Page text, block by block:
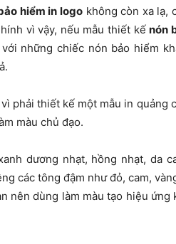
hiểm in logokhông còn xa lạ,
vì vậy, nếu mẫu thiết kếnón
những chiếc nón bảo hiểm
phải thiết kế một mẫu in quảng
màu chủ đạo.
dương nhạt, hồng nhạt, da
các tông đậm như đỏ, cam,
nên dùng làm màu tạo hiệu ứng